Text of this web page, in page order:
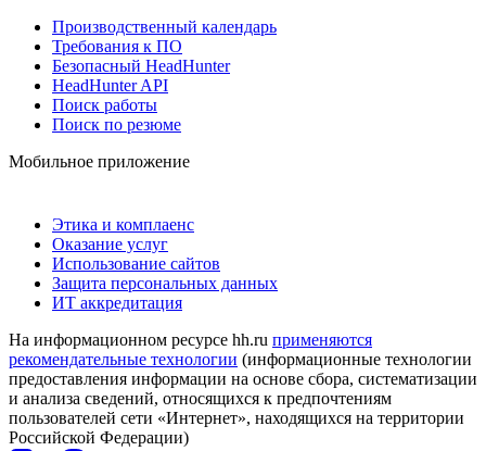
Производственный календарь
Требования к ПО
Безопасный HeadHunter
HeadHunter API
Поиск работы
Поиск по резюме
Мобильное приложение
Этика и комплаенс
Оказание услуг
Использование сайтов
Защита персональных данных
ИТ аккредитация
На информационном ресурсе hh.ru применяются
рекомендательные технологии (информационные технологии
предоставления информации на основе сбора, систематизации
и анализа сведений, относящихся к предпочтениям
пользователей сети «Интернет», находящихся на территории
Российской Федерации)